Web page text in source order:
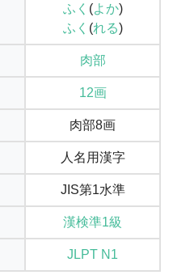
ふく (よか)
ふく (れる)
肉部
12画
肉部8画
人名用漢字
JIS第1水準
漢検準1級
JLPT N1